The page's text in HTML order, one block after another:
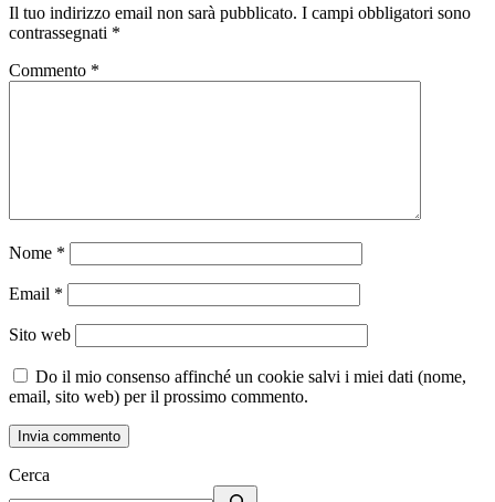
Il tuo indirizzo email non sarà pubblicato. I campi obbligatori sono
contrassegnati *
Commento *
Nome *
Email *
Sito web
Do il mio consenso affinché un cookie salvi i miei dati (nome,
email, sito web) per il prossimo commento.
Cerca